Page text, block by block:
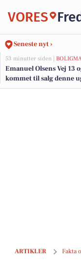
VORES
Seneste nyt ›
53 minutter siden |
Emanuel Olsens Vej 13
kommet til salg denne
se boligerne her.
ARTIKLER Fakta
Huspriserne går